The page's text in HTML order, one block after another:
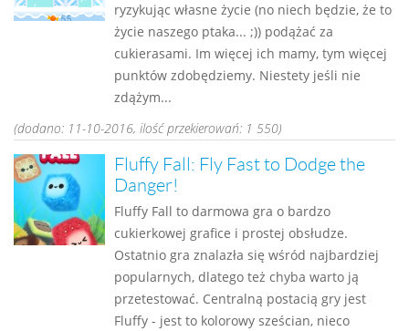
ryzykując własne życie (no niech będzie, że to
życie naszego ptaka... ;)) podążać za
cukierasami. Im więcej ich mamy, tym więcej
punktów zdobędziemy. Niestety jeśli nie
zdążym...
(dodano: 11-10-2016, ilość przekierowań: 1 550)
Fluffy Fall: Fly Fast to Dodge the
Danger!
Fluffy Fall to darmowa gra o bardzo
cukierkowej grafice i prostej obsłudze.
Ostatnio gra znalazła się wśród najbardziej
popularnych, dlatego też chyba warto ją
przetestować. Centralną postacią gry jest
Fluffy - jest to kolorowy sześcian, nieco